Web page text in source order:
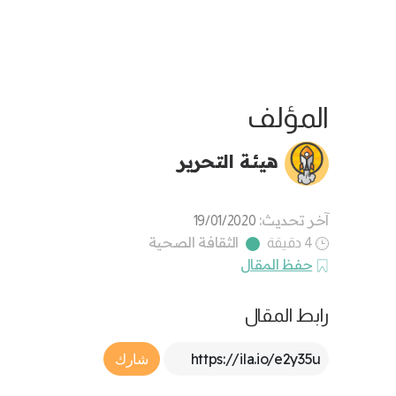
المؤلف
هيئة التحرير
آخر تحديث: 19/01/2020
4 دقيقة
الثقافة الصحية
حفظ المقال
رابط المقال
Article Link
شارك